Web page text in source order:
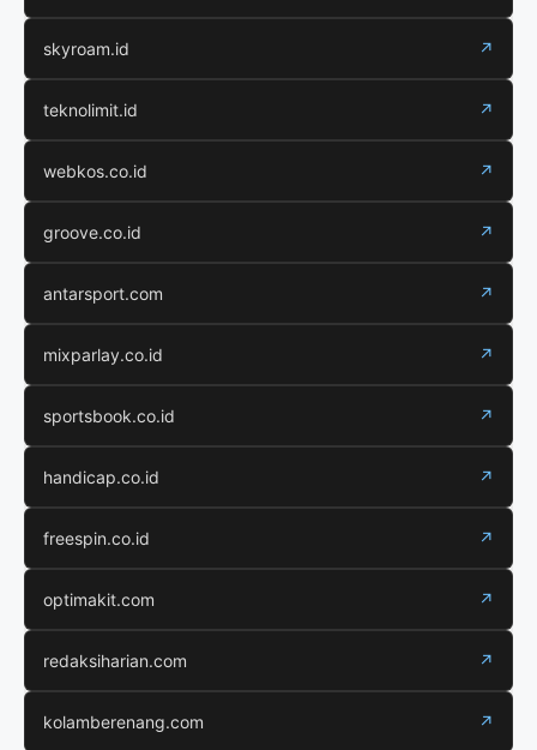
skyroam.id ↗
teknolimit.id ↗
webkos.co.id ↗
groove.co.id ↗
antarsport.com ↗
mixparlay.co.id ↗
sportsbook.co.id ↗
handicap.co.id ↗
freespin.co.id ↗
optimakit.com ↗
redaksiharian.com ↗
kolamberenang.com ↗